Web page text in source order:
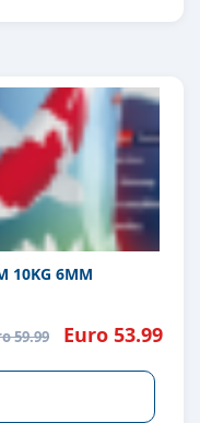
10KG 6MM
59.99 Euro 53.99